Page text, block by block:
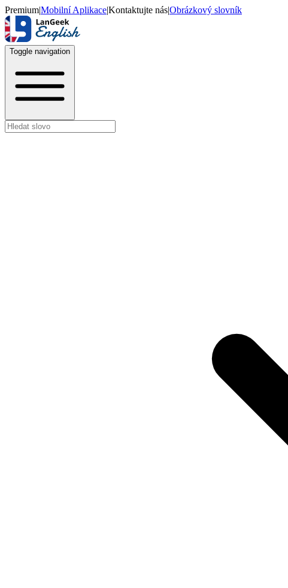
Premium|Mobilní Aplikace|Kontaktujte nás|Obrázkový slovník
Toggle navigation